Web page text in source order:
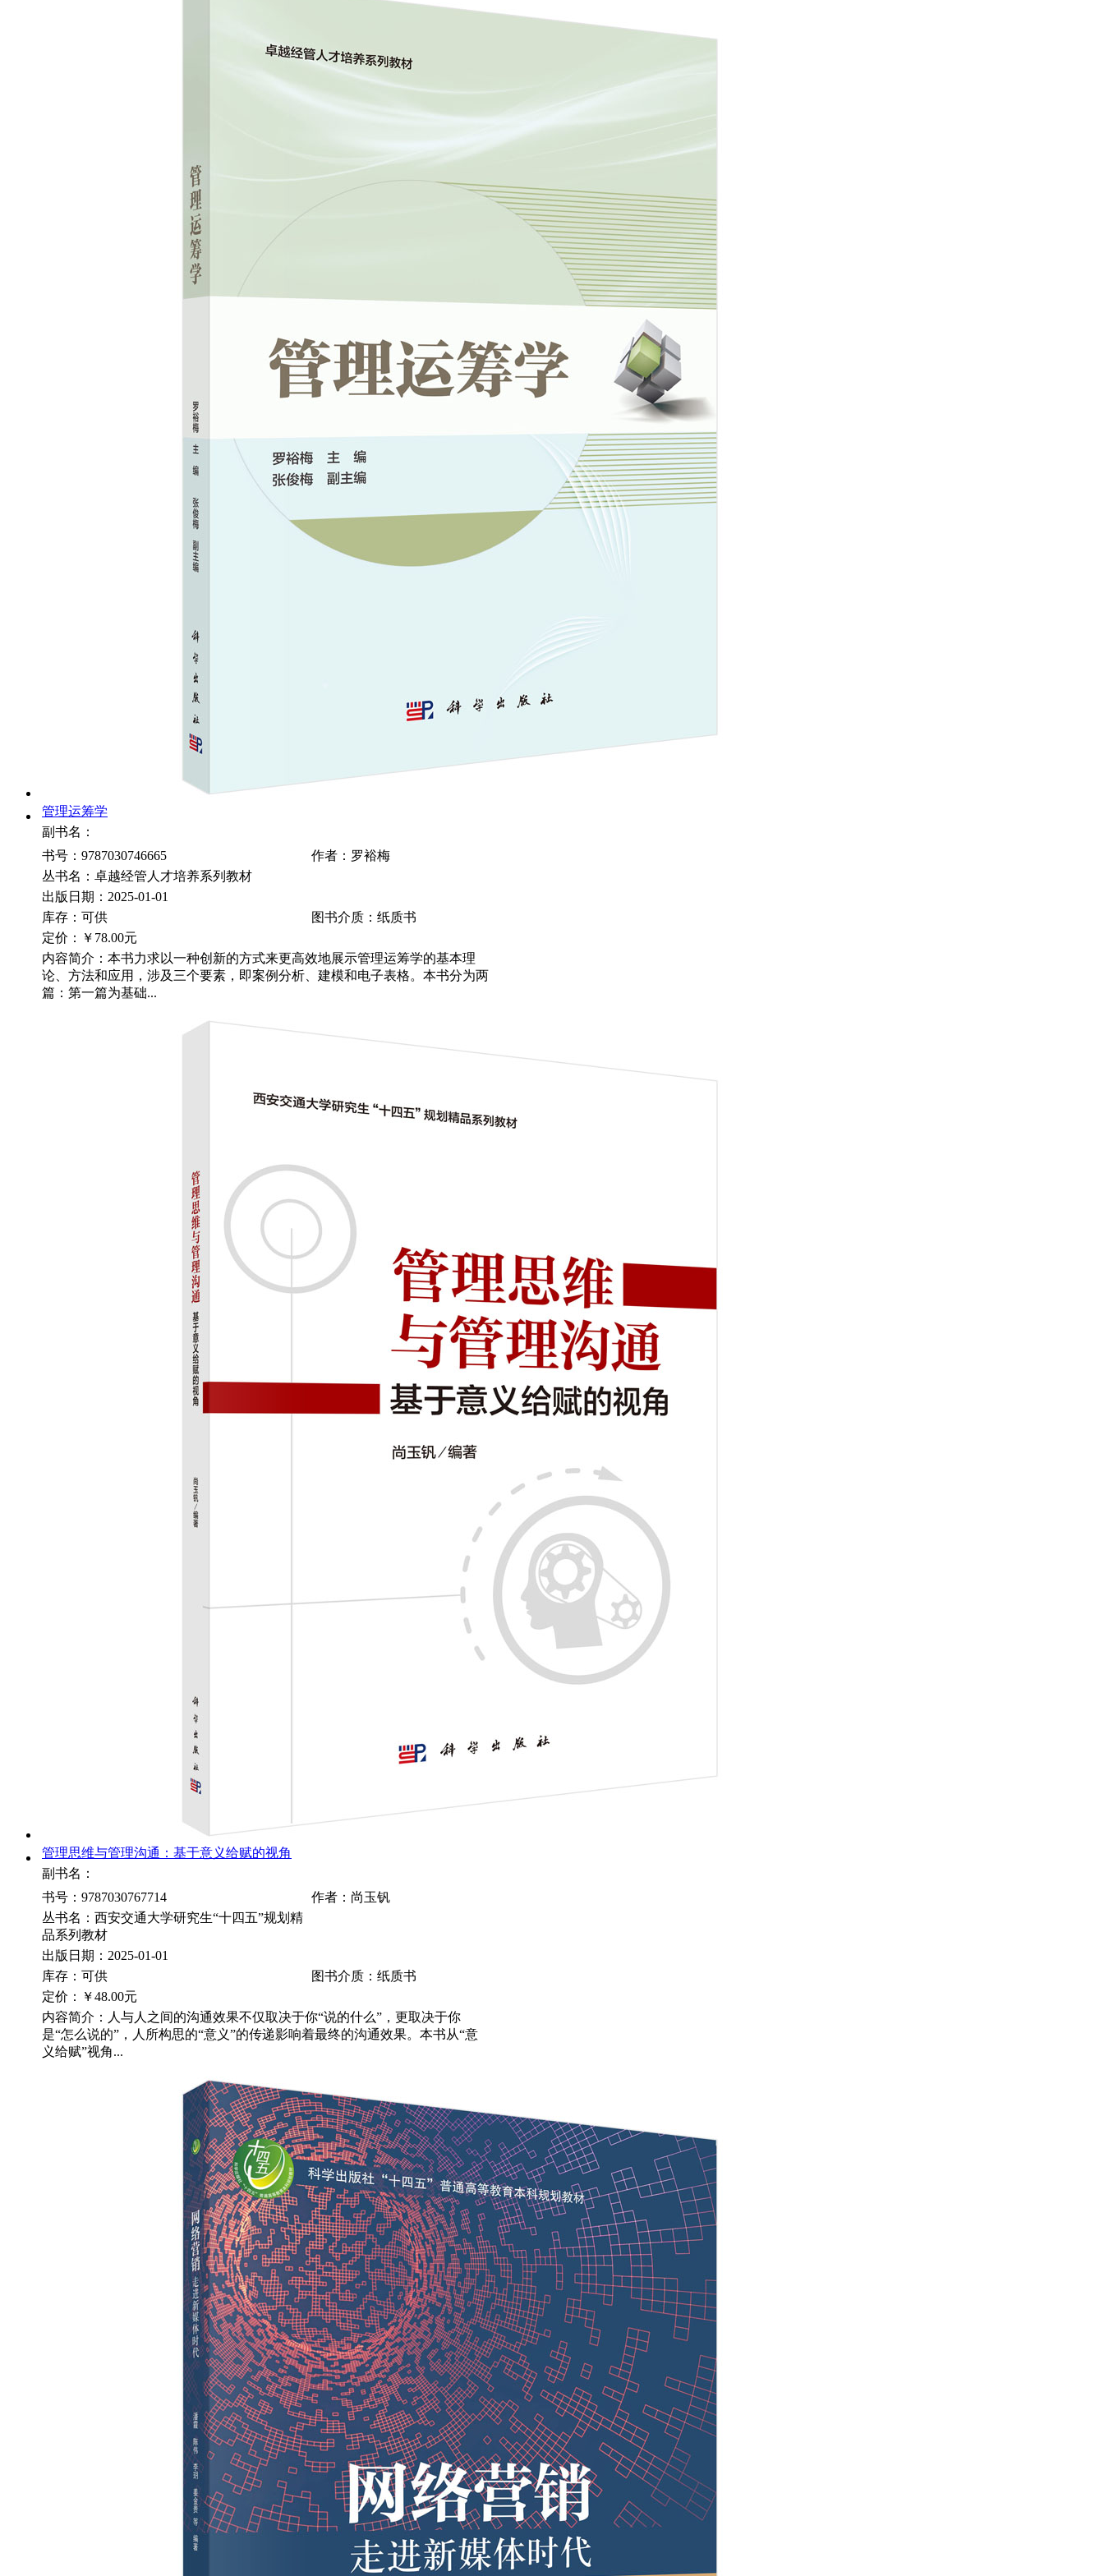
管理运筹学
副书名：
书号：9787030746665
作者：罗裕梅
丛书名：卓越经管人才培养系列教材
出版日期：2025-01-01
库存：可供
图书介质：纸质书
定价：
￥78.00元
内容简介：本书力求以一种创新的方式来更高效地展示管理运筹学的基本理
论、方法和应用，涉及三个要素，即案例分析、建模和电子表格。本书分为两
篇：第一篇为基础...
管理思维与管理沟通：基于意义给赋的视角
副书名：
书号：9787030767714
作者：尚玉钒
丛书名：西安交通大学研究生“十四五”规划精
品系列教材
出版日期：2025-01-01
库存：可供
图书介质：纸质书
定价：
￥48.00元
内容简介：人与人之间的沟通效果不仅取决于你“说的什么”，更取决于你
是“怎么说的”，人所构思的“意义”的传递影响着最终的沟通效果。本书从“意
义给赋”视角...